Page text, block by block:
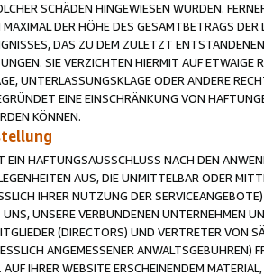
SCHÄDEN HINGEWIESEN WURDEN.
MAXIMAL DER HÖHE DES GESAMTBETRAGS
DAS ZU DEM ZULETZT
SIE VERZICHTEN HIERMIT AUF
UNTERLASSUNGSKLAGE ODER ANDERE
EINE EINSCHRÄNKUNG VON
KÖNNEN.
EIN HAFTUNGSAUSSCHLUSS NACH DEN
AUS, DIE UNMITTELBAR ODER
IHRER NUTZUNG DER
UNSERE VERBUNDENEN UNTERNEHMEN
(DIRECTORS) UND VERTRETER VON
ANGEMESSENER
IHRER WEBSITE ERSCHEINENDEM